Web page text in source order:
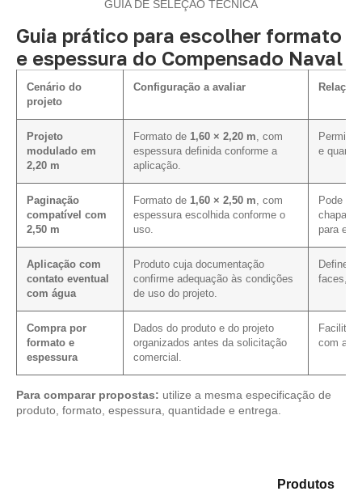
GUIA DE SELEÇÃO TÉCNICA
Guia prático para escolher formato
e espessura do Compensado Naval
Cenário do
projeto
Configuração a avaliar
Projeto
modulado em
2,20 m
Formato de 1,60 × 2,20 m , com
espessura definida conforme a
aplicação.
Permite
e
Paginação
compatível com
2,50 m
Formato de 1,60 × 2,50 m , com
espessura escolhida conforme o
uso.
Pode
chapa
para
Aplicação com
contato eventual
com água
Produto cuja documentação
confirme adequação às condições
de uso do projeto.
Define
faces,
Compra por
formato e
espessura
Dados do produto e do projeto
organizados antes da solicitação
comercial.
Facilita
com as
Para comparar propostas: utilize a mesma especificação de
produto, formato, espessura, quantidade e entrega.
Produtose